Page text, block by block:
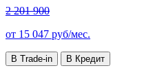
2 201 900
от 15 047 руб/мес.
В Trade-in В Кредит